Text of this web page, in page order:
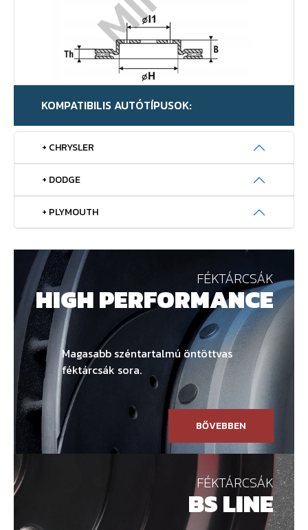
KOMPATIBILIS AUTÓTÍPUSOK:
+ CHRYSLER
+ DODGE
+ PLYMOUTH
FÉKTÁRCSÁK
HIGH PERFORMANCE
Magasabb széntartalmú öntöttvas
féktárcsák sora.
BŐVEBBEN
FÉKTÁRCSÁK
BS LINE